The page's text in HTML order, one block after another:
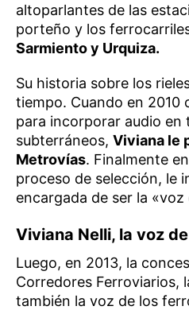
altoparlantes de las
porteño y los
Sarmiento y Urquiza.
Su historia sobre los
tiempo. Cuando en 2010
para incorporar audio en
subterráneos, Viviana le
Metrovías. Finalmente
proceso de selección, le
encargada de ser la «voz
Viviana Nelli, la voz
Luego, en 2013, la
Corredores Ferroviarios,
también la voz de los